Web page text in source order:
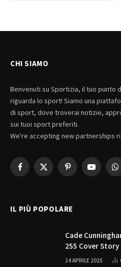
CHI SIAMO
Benvenuti su Sportizia, il tuo
riguarda lo sport! Siamo una
di sport, dove troverai notizie,
sui tuoi sport preferiti.
We're accepting new partnerships
Facebook
X
PinterestYouTube
IL PIÙ POPOLARE
Cade
255 Cover Story
14 APRILE 2025